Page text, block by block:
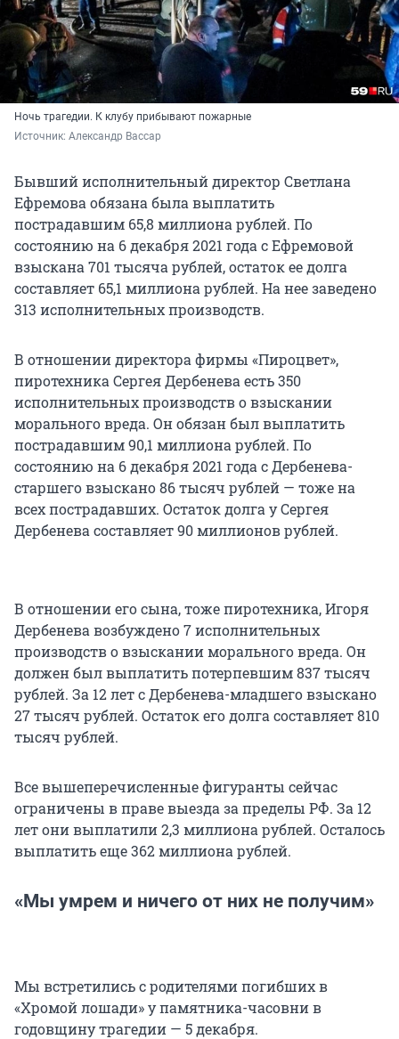
Ночь трагедии. К клубу прибывают пожарные
Источник: Александр Вассар
Бывший исполнительный директор Светлана
Ефремова обязана была выплатить
пострадавшим 65,8 миллиона рублей. По
состоянию на 6 декабря 2021 года с Ефремовой
взыскана 701 тысяча рублей, остаток ее долга
составляет 65,1 миллиона рублей. На нее заведено
313 исполнительных производств.
В отношении директора фирмы «Пироцвет»,
пиротехника Сергея Дербенева есть 350
исполнительных производств о взыскании
морального вреда. Он обязан был выплатить
пострадавшим 90,1 миллиона рублей. По
состоянию на 6 декабря 2021 года с Дербенева-
старшего взыскано 86 тысяч рублей — тоже на
всех пострадавших. Остаток долга у Сергея
Дербенева составляет 90 миллионов рублей.
В отношении его сына, тоже пиротехника, Игоря
Дербенева возбуждено 7 исполнительных
производств о взыскании морального вреда. Он
должен был выплатить потерпевшим 837 тысяч
рублей. За 12 лет с Дербенева-младшего взыскано
27 тысяч рублей. Остаток его долга составляет 810
тысяч рублей.
Все вышеперечисленные фигуранты сейчас
ограничены в праве выезда за пределы РФ. За 12
лет они выплатили 2,3 миллиона рублей. Осталось
выплатить еще 362 миллиона рублей.
«Мы умрем и ничего от них не получим»
Мы встретились с родителями погибших в
«Хромой лошади» у памятника-часовни в
годовщину трагедии — 5 декабря.